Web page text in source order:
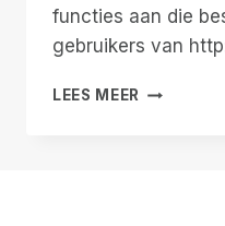
functies aan die
gebruikers van
LEES MEER